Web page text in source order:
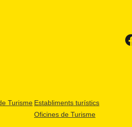
Turisme Establiments turístics
Oficines de Turisme